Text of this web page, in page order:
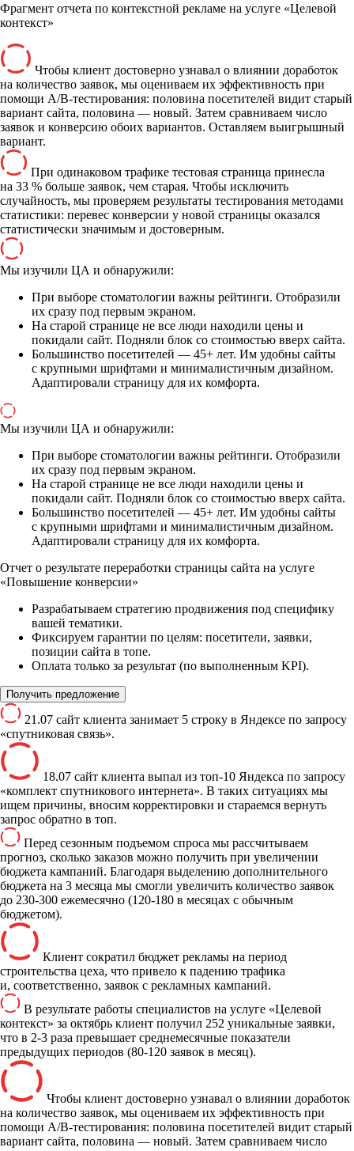
Фрагмент отчета по контекстной рекламе на услуге «Целевой
контекст»
Чтобы клиент достоверно узнавал о влиянии доработок
на количество заявок, мы оцениваем их эффективность при
помощи А/В-тестирования: половина посетителей видит старый
вариант сайта, половина — новый. Затем сравниваем число
заявок и конверсию обоих вариантов. Оставляем выигрышный
вариант.
При одинаковом трафике тестовая страница принесла
на 33 % больше заявок, чем старая. Чтобы исключить
случайность, мы проверяем результаты тестирования методами
статистики: перевес конверсии у новой страницы оказался
статистически значимым и достоверным.
Мы изучили ЦА и обнаружили:
При выборе стоматологии важны рейтинги. Отобразили
их сразу под первым экраном.
На старой странице не все люди находили цены и
покидали сайт. Подняли блок со стоимостью вверх сайта.
Большинство посетителей — 45+ лет. Им удобны сайты
с крупными шрифтами и минималистичным дизайном.
Адаптировали страницу для их комфорта.
Мы изучили ЦА и обнаружили:
При выборе стоматологии важны рейтинги. Отобразили
их сразу под первым экраном.
На старой странице не все люди находили цены и
покидали сайт. Подняли блок со стоимостью вверх сайта.
Большинство посетителей — 45+ лет. Им удобны сайты
с крупными шрифтами и минималистичным дизайном.
Адаптировали страницу для их комфорта.
Отчет о результате переработки страницы сайта на услуге
«Повышение конверсии»
Разрабатываем стратегию продвижения под специфику
вашей тематики.
Фиксируем гарантии по целям: посетители, заявки,
позиции сайта в топе.
Оплата только за результат (по выполненным KPI).
Получить предложение
21.07 сайт клиента занимает 5 строку в Яндексе по запросу
«спутниковая связь».
18.07 сайт клиента выпал из топ-10 Яндекса по запросу
«комплект спутникового интернета». В таких ситуациях мы
ищем причины, вносим корректировки и стараемся вернуть
запрос обратно в топ.
Перед сезонным подъемом спроса мы рассчитываем
прогноз, сколько заказов можно получить при увеличении
бюджета кампаний. Благодаря выделению дополнительного
бюджета на 3 месяца мы смогли увеличить количество заявок
до 230-300 ежемесячно (120-180 в месяцах с обычным
бюджетом).
Клиент сократил бюджет рекламы на период
строительства цеха, что привело к падению трафика
и, соответственно, заявок с рекламных кампаний.
В результате работы специалистов на услуге «Целевой
контекст» за октябрь клиент получил 252 уникальные заявки,
что в 2-3 раза превышает среднемесячные показатели
предыдущих периодов (80-120 заявок в месяц).
Чтобы клиент достоверно узнавал о влиянии доработок
на количество заявок, мы оцениваем их эффективность при
помощи А/В-тестирования: половина посетителей видит старый
вариант сайта, половина — новый. Затем сравниваем число